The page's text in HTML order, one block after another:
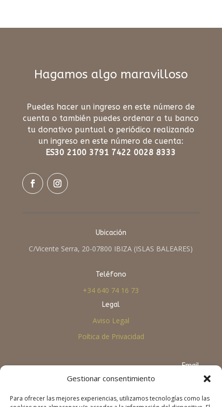
Gestionar consentimiento
Para ofrecer las mejores experiencias, utilizamos tecnologías como las
Hagamos algo maravilloso
Puedes hacer un ingreso en este número de
cuenta o también puedes ordenar a tu banco
tu donativo puntual o periódico realizando
un ingreso en este número de cuenta:
ES30 2100 3791 7422 0028 8333
Ubicación
C/Vicente Serra, 20-07800 IBIZA (ISLAS BALEARES)
Teléfono
+34 640 74 16 73
Legal
Aviso Legal
Poítica de Privacidad
Email
info@viaobertanepal.org